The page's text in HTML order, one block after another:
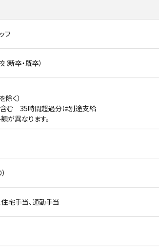
フ
新卒・既卒）
く）
む 35時間超過分は別途支給
が異なります。
宅手当、通勤手当